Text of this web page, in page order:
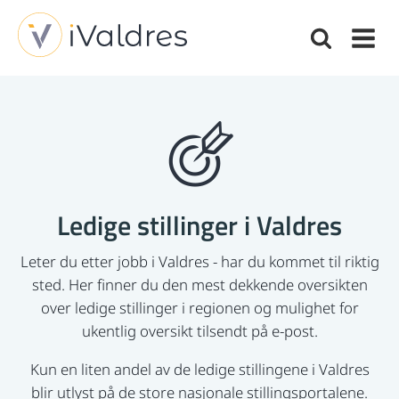
Ledige stillinger i Valdres
Leter du etter jobb i Valdres - har du kommet til riktig
sted. Her finner du den mest dekkende oversikten
over ledige stillinger i regionen og mulighet for
ukentlig oversikt tilsendt på e-post.
Kun en liten andel av de ledige stillingene i Valdres
blir utlyst på de store nasjonale stillingsportalene.